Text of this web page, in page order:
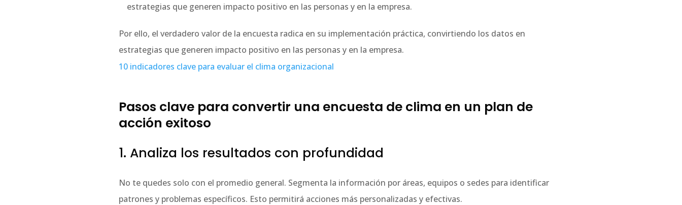
estrategias que generen impacto positivo en las personas y en la empresa.
Por ello, el verdadero valor de la encuesta radica en su implementación práctica, convirtiendo los datos en
estrategias que generen impacto positivo en las personas y en la empresa.
10 indicadores clave para evaluar el clima organizacional
Pasos clave para convertir una encuesta de clima en un plan de
acción exitoso
1. Analiza los resultados con profundidad
No te quedes solo con el promedio general. Segmenta la información por áreas, equipos o sedes para identificar
patrones y problemas específicos. Esto permitirá acciones más personalizadas y efectivas.